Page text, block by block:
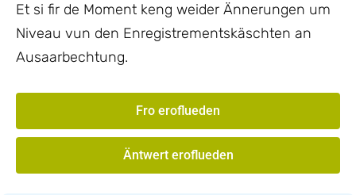
Et si fir de Moment keng weider Ännerungen um
Niveau vun den Enregistrementskäschten an
Ausaarbechtung.
Fro eroflueden
Äntwert eroflueden